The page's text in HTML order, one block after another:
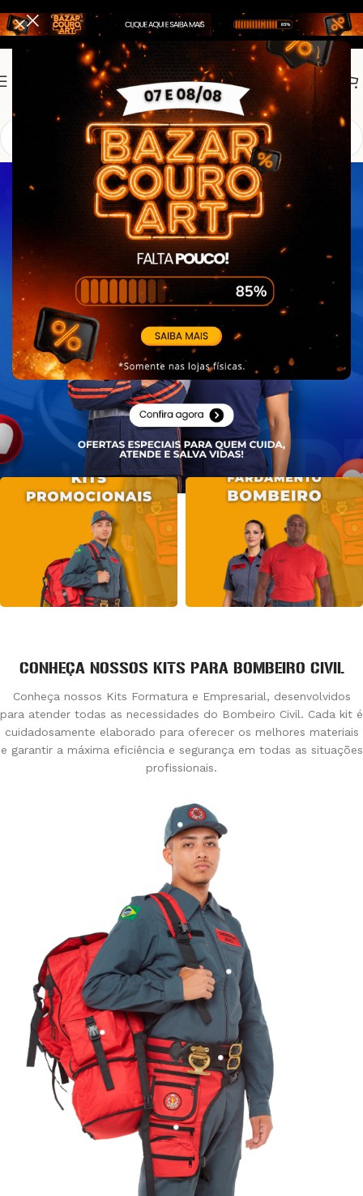
CONHEÇA NOSSOS KITS PARA BOMBEIRO CIVIL
Conheça nossos Kits Formatura e Empresarial, desenvolvidos
para atender todas as necessidades do Bombeiro Civil. Cada kit é
cuidadosamente elaborado para oferecer os melhores materiais
e garantir a máxima eficiência e segurança em todas as situações
profissionais.